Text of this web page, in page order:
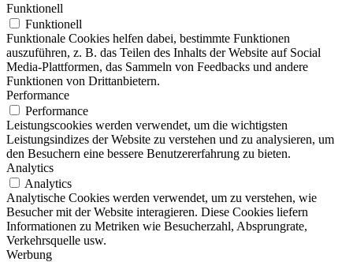
Funktionell
Funktionell
Funktionale Cookies helfen dabei, bestimmte Funktionen
auszuführen, z. B. das Teilen des Inhalts der Website auf Social
Media-Plattformen, das Sammeln von Feedbacks und andere
Funktionen von Drittanbietern.
Performance
Performance
Leistungscookies werden verwendet, um die wichtigsten
Leistungsindizes der Website zu verstehen und zu analysieren, um
den Besuchern eine bessere Benutzererfahrung zu bieten.
Analytics
Analytics
Analytische Cookies werden verwendet, um zu verstehen, wie
Besucher mit der Website interagieren. Diese Cookies liefern
Informationen zu Metriken wie Besucherzahl, Absprungrate,
Verkehrsquelle usw.
Werbung